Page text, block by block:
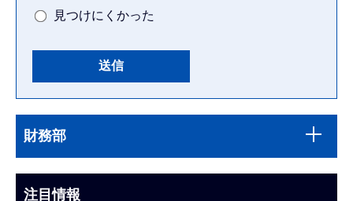
見つけにくかった
文
こ
ま
ブ
ビ
財務部
注目情報